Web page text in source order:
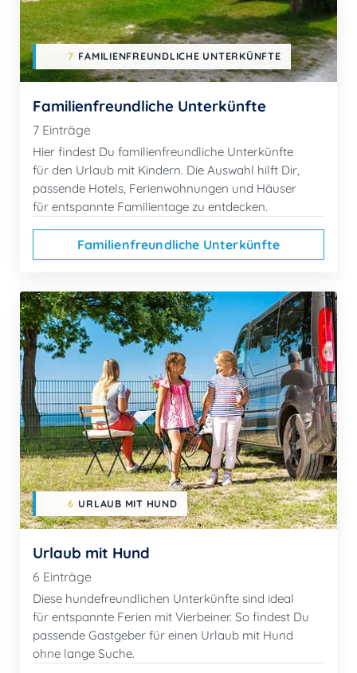
7 FAMILIENFREUNDLICHE UNTERKÜNFTE
Familienfreundliche Unterkünfte
7 Einträge
Hier findest Du familienfreundliche Unterkünfte
für den Urlaub mit Kindern. Die Auswahl hilft Dir,
passende Hotels, Ferienwohnungen und Häuser
für entspannte Familientage zu entdecken.
Familienfreundliche Unterkünfte
6 URLAUB MIT HUND
Urlaub mit Hund
6 Einträge
Diese hundefreundlichen Unterkünfte sind ideal
für entspannte Ferien mit Vierbeiner. So findest Du
passende Gastgeber für einen Urlaub mit Hund
ohne lange Suche.